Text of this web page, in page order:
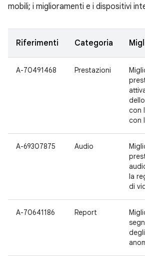
mobili; i miglioramenti e i dispositivi
Riferimenti Categoria
A-70491468 Prestazioni
con
con
A-69307875 Audio
la
di
A-70641186 Report